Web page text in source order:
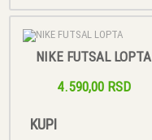
NIKE FUTSAL LOPTA
4.590,00 RSD
KUPI